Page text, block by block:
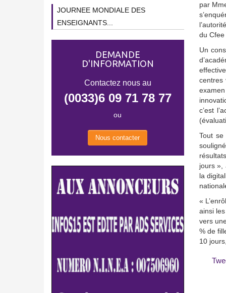
par
du
Un
centres
c’est
Tout
jours »,
la
«
ainsi
vers
% de
10
JOURNEE MONDIALE DES
ENSEIGNANTS...
DEMANDE
D'INFORMATION
Contactez nous au
(0033)6 09 71 78 77
ou
Nous contacter